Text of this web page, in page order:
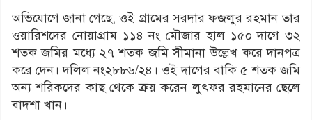
অভিযোগে জানা গেছে, ওই গ্রামের সরদার ফজলুর রহমান তার
ওয়ারিশদের নোয়াগ্রাম ১১৪ নং মৌজার হাল ১৫০ দাগে ৩২
শতক জমির মধ্যে ২৭ শতক জমি সীমানা উল্লেখ করে দানপত্র
করে দেন। দলিল নং২৮৮৬/২৪। ওই দাগের বাকি ৫ শতক জমি
অন্য শরিকদের কাছ থেকে ক্রয় করেন লুৎফর রহমানের ছেলে
বাদশা খান।